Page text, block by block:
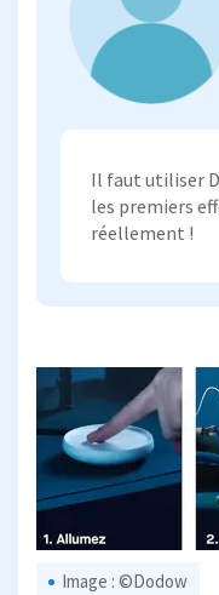
Il faut utiliser
les premiers
réellement !
Image : ©Dodow